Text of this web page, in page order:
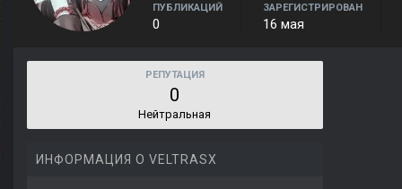
ПУБЛИКАЦИЙ
0
ЗАРЕГИСТРИРОВАН
16 мая
РЕПУТАЦИЯ
0
Нейтральная
ИНФОРМАЦИЯ О VELTRASX